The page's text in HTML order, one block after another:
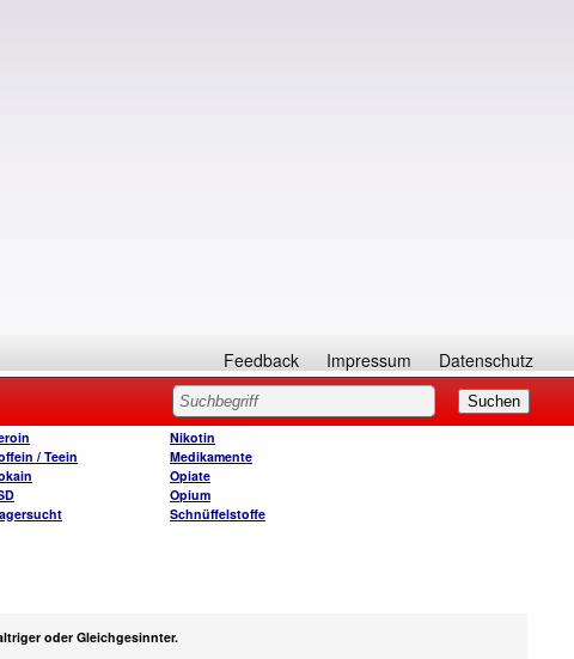
Feedback Impressum Datenschutz
/ Teein
Nikotin
Medikamente
Opiate
Opium
Schnüffelstoffe
oder Gleichgesinnter.